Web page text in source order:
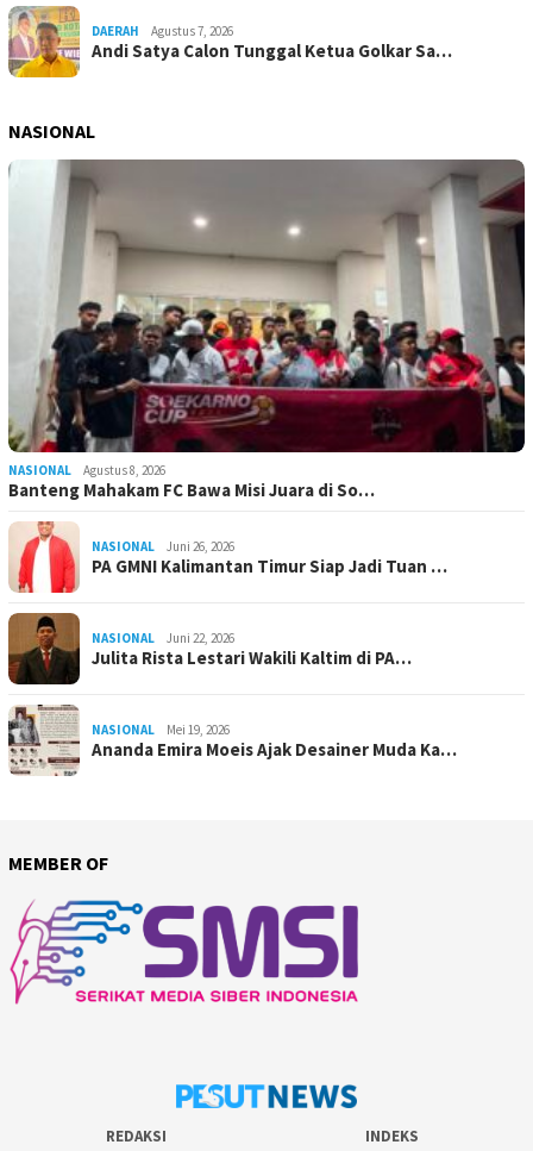
DAERAH Agustus 7, 2026
Andi Satya Calon Tunggal Ketua Golkar Sa…
NASIONAL
NASIONAL Agustus 8, 2026
Banteng Mahakam FC Bawa Misi Juara di So…
NASIONAL Juni 26, 2026
PA GMNI Kalimantan Timur Siap Jadi Tuan …
NASIONAL Juni 22, 2026
Julita Rista Lestari Wakili Kaltim di PA…
NASIONAL Mei 19, 2026
Ananda Emira Moeis Ajak Desainer Muda Ka…
MEMBER OF
REDAKSI INDEKS